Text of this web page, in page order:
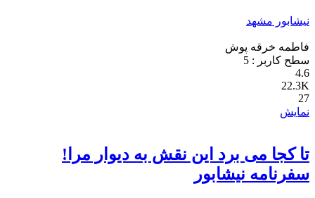
نیشابور مشهد
فاطمه خرقه پوش
سطح کاربر : 5
4.6
22.3K
27
نمایش
تا کجا می برد این نقش به دیوار مرا!
سفرنامه نیشابور